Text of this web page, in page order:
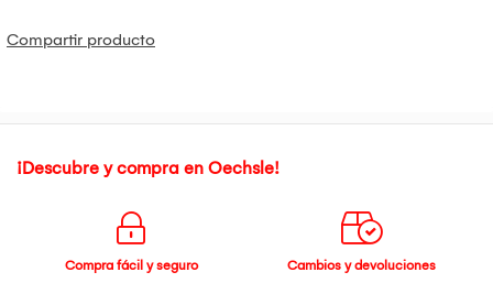
Compartir producto
¡Descubre y compra en Oechsle!
Compra fácil y seguro
Cambios y devoluciones